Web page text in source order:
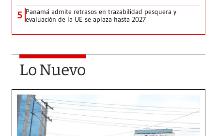
5 Panamá admite retrasos en trazabilidad pesquera y
evaluación de la UE se aplaza hasta 2027
Lo Nuevo